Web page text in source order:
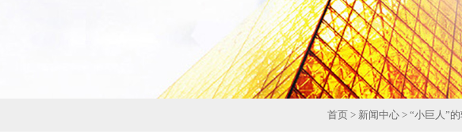
首页 > 新闻中心 > “小巨人”